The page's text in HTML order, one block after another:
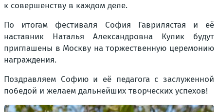
к совершенству в каждом деле.
По итогам фестиваля София Гаврилястая и её
наставник Наталья Александровна Кулик будут
приглашены в Москву на торжественную церемонию
награждения.
Поздравляем Софию и её педагога с заслуженной
победой и желаем дальнейших творческих успехов!